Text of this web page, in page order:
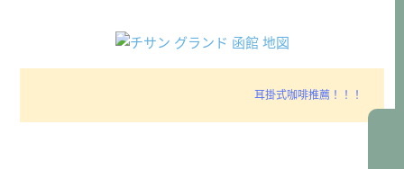
耳掛式咖啡推薦！！！